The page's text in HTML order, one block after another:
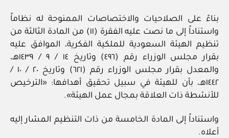
بناءً على الصلاحيات والاختصاصات الممنوحة له نظاماً
واستناداً إلى ما نصت عليه الفقرة (١١) من المادة الثالثة من
تنظيم الهيئة السعودية للملكية الفكرية، الموافق عليه
بقرار مجلس الوزراء رقم (٤٩٦) وتاريخ ١٤ / ٩ / ١٤٣٩هـ،
والمعدل بقرار مجلس الوزراء رقم (٦٢١) وتاريخ ٢٠ / ١٠ /
١٤٤٢هـ، بأن للهيئة في سبيل تحقيق أهدافها: «الترخيص
للأنشطة ذات العلاقة بمجال عمل الهيئة».
واستناداً إلى المادة الخامسة من ذات التنظيم المشار إليه
أعلاه.